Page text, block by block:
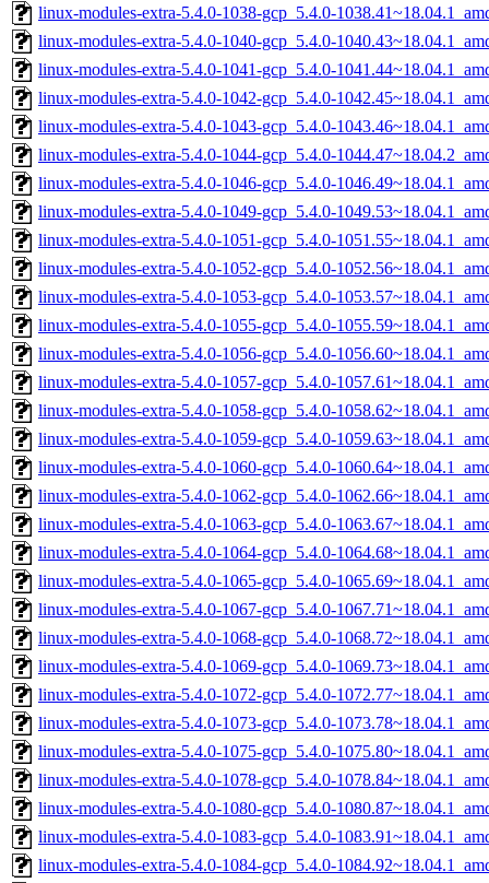
linux-modules-extra-5.4.0-1038-gcp_5.4.0-
linux-modules-extra-5.4.0-1040-gcp_5.4.0-
linux-modules-extra-5.4.0-1041-gcp_5.4.0-
linux-modules-extra-5.4.0-1042-gcp_5.4.0-
linux-modules-extra-5.4.0-1043-gcp_5.4.0-
linux-modules-extra-5.4.0-1044-gcp_5.4.0-
linux-modules-extra-5.4.0-1046-gcp_5.4.0-
linux-modules-extra-5.4.0-1049-gcp_5.4.0-
linux-modules-extra-5.4.0-1051-gcp_5.4.0-
linux-modules-extra-5.4.0-1052-gcp_5.4.0-
linux-modules-extra-5.4.0-1053-gcp_5.4.0-
linux-modules-extra-5.4.0-1055-gcp_5.4.0-
linux-modules-extra-5.4.0-1056-gcp_5.4.0-
linux-modules-extra-5.4.0-1057-gcp_5.4.0-
linux-modules-extra-5.4.0-1058-gcp_5.4.0-
linux-modules-extra-5.4.0-1059-gcp_5.4.0-
linux-modules-extra-5.4.0-1060-gcp_5.4.0-
linux-modules-extra-5.4.0-1062-gcp_5.4.0-
linux-modules-extra-5.4.0-1063-gcp_5.4.0-
linux-modules-extra-5.4.0-1064-gcp_5.4.0-
linux-modules-extra-5.4.0-1065-gcp_5.4.0-
linux-modules-extra-5.4.0-1067-gcp_5.4.0-
linux-modules-extra-5.4.0-1068-gcp_5.4.0-
linux-modules-extra-5.4.0-1069-gcp_5.4.0-
linux-modules-extra-5.4.0-1072-gcp_5.4.0-
linux-modules-extra-5.4.0-1073-gcp_5.4.0-
linux-modules-extra-5.4.0-1075-gcp_5.4.0-
linux-modules-extra-5.4.0-1078-gcp_5.4.0-
linux-modules-extra-5.4.0-1080-gcp_5.4.0-
linux-modules-extra-5.4.0-1083-gcp_5.4.0-
linux-modules-extra-5.4.0-1084-gcp_5.4.0-